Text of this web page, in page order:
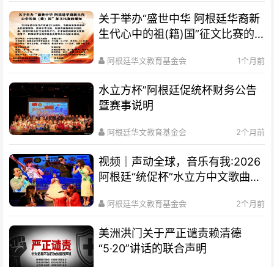
关于举办“盛世中华 阿根廷华裔新
生代心中的祖(籍)国”征文比赛的
阿根廷华文教育基金会 1个月前
水立方杯”阿根廷促统杯财务公告
暨赛事说明
阿根廷华文教育基金会 2个月前
视频｜声动全球，音乐有我:2026
阿根廷“统促杯”水立方中文歌曲大
阿根廷华文教育基金会 2个月前
美洲洪门关于严正谴责赖清德
“5·20”讲话的联合声明